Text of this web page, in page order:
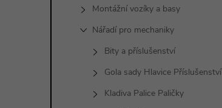
Montážní vozíky a basy
Nářadí pro mechaniky
Bity a příslušenství
Gola sady Hlavice Příslušenství
Kladiva Palice Paličky